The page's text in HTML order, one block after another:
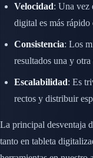
Velocidad: Una vez
digital es más
Consistencia: Los
resultados una y otra
Escalabilidad: Es
rectos y distribuir
La principal desventaja
tanto en tableta